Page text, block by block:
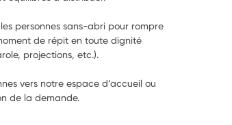
personnes sans-abri pour rompre
de répit en toute dignité
projections, etc.).
vers notre espace d’accueil ou
de la demande.